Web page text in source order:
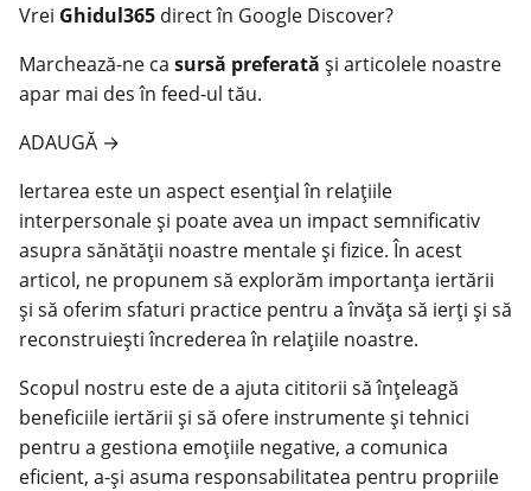
Vrei Ghidul365 direct în Google Discover?
Marchează-ne ca sursă preferată și articolele noastre
apar mai des în feed-ul tău.
ADAUGĂ →
Iertarea este un aspect esențial în relațiile
interpersonale și poate avea un impact semnificativ
asupra sănătății noastre mentale și fizice. În acest
articol, ne propunem să explorăm importanța iertării
și să oferim sfaturi practice pentru a învăța să ierți și să
reconstruiești încrederea în relațiile noastre.
Scopul nostru este de a ajuta cititorii să înțeleagă
beneficiile iertării și să ofere instrumente și tehnici
pentru a gestiona emoțiile negative, a comunica
eficient, a-și asuma responsabilitatea pentru propriile